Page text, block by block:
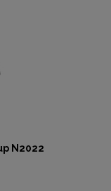
N2022